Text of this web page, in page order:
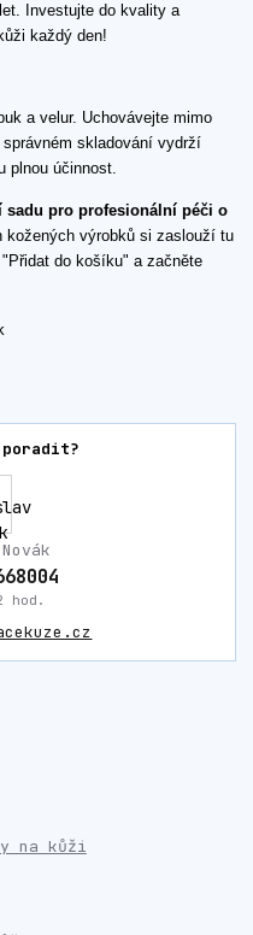
Investujte do kvality a
každý den!
a velur. Uchovávejte mimo
skladování vydrží
plnou účinnost.
sadu pro profesionální péči o
kožených výrobků si zaslouží tu
do košíku" a začněte
hod.
na kůži